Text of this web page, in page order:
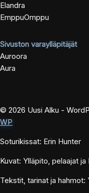
Elandra
EmppuOmppu
Sivuston varaylläpitäjät
Auroora
Aura
© 2026 Uusi Alku -
WP
Soturikissat: Erin Hunter
Kuvat: Ylläpito, pelaajat ja
Tekstit, tarinat ja hahmot: